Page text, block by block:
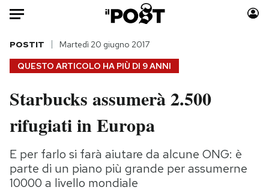
Auto
HOME
Italia
Politica
Tecnologia
Internet
Scienza
Moda
Consumismi
Storie/Idee
Ok Boomer!
QUESTO ARTICOLO HA PIÙ DI 9 ANNI
POSTIT Martedì 20 giugno 2017
Starbucks assumerà 2.500
rifugiati in Europa
E per farlo si farà aiutare da alcune ONG: è
parte di un piano più grande per assumerne
10000 a livello mondiale